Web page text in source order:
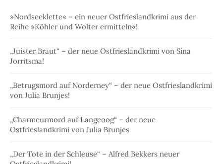
»Nordseeklette« – ein neuer Ostfrieslandkrimi aus der
Reihe »Köhler und Wolter ermitteln«!
„Juister Braut“ – der neue Ostfrieslandkrimi von Sina
Jorritsma!
„Betrugsmord auf Norderney“ – der neue Ostfrieslandkrimi
von Julia Brunjes!
„Charmeurmord auf Langeoog“ – der neue
Ostfrieslandkrimi von Julia Brunjes
„Der Tote in der Schleuse“ – Alfred Bekkers neuer